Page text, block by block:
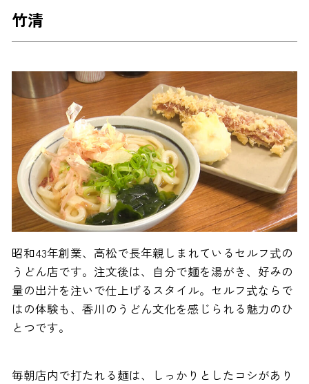
竹清
昭和43年創業、高松で長年親しまれているセルフ式の
うどん店です。注文後は、自分で麺を湯がき、好みの
量の出汁を注いで仕上げるスタイル。セルフ式ならで
はの体験も、香川のうどん文化を感じられる魅力のひ
とつです。
毎朝店内で打たれる麺は、しっかりとしたコシがあり